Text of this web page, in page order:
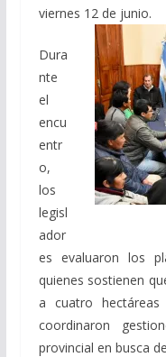
viernes 12 de junio.
Dura
nte
el
encu
entr
o,
los
legisl
ador
es evaluaron los
quienes sostienen
a cuatro
coordinaron
provincial en busca